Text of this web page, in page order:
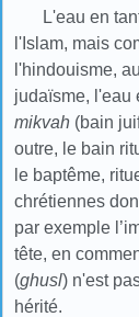
L'eau en
l'Islam, mais
l'hindouisme,
judaïsme, l'eau
mikvah (bain
outre, le bain
le baptême,
chrétiennes
par exemple
tête, en
(ghusl) n'est
hérité.